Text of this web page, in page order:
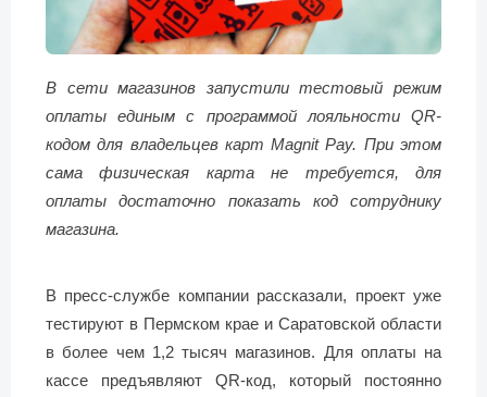
В сети магазинов запустили тестовый режим
оплаты единым с программой лояльности QR-
кодом для владельцев карт Magnit Pay. При этом
сама физическая карта не требуется, для
оплаты достаточно показать код сотруднику
магазина.
В пресс-службе компании рассказали, проект уже
тестируют в Пермском крае и Саратовской области
в более чем 1,2 тысяч магазинов. Для оплаты на
кассе предъявляют QR-код, который постоянно